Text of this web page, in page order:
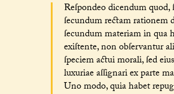
Reſpondeo dicendum
ſecundum rectam
ſecundum materiam in qua
exiſtente, non obſervantur
ſpeciem actui morali, ſed
luxuriae aſſignari ex parte
Uno modo, quia habet